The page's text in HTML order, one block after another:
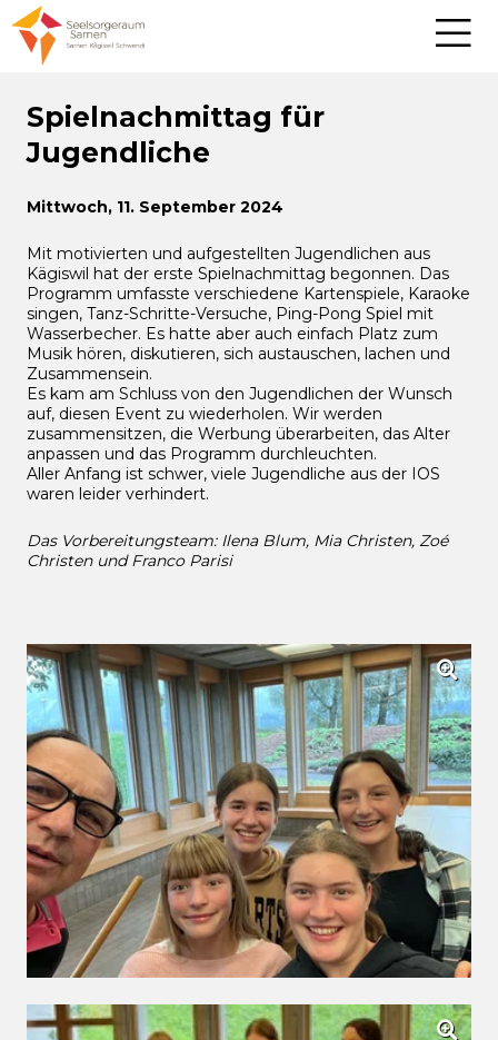
Spielnachmittag für
Jugendliche
Mittwoch, 11. September 2024
Mit motivierten und aufgestellten Jugendlichen aus
Kägiswil hat der erste Spielnachmittag begonnen. Das
Programm umfasste verschiedene Kartenspiele, Karaoke
singen, Tanz-Schritte-Versuche, Ping-Pong Spiel mit
Wasserbecher. Es hatte aber auch einfach Platz zum
Musik hören, diskutieren, sich austauschen, lachen und
Zusammensein.
Es kam am Schluss von den Jugendlichen der Wunsch
auf, diesen Event zu wiederholen. Wir werden
zusammensitzen, die Werbung überarbeiten, das Alter
anpassen und das Programm durchleuchten.
Aller Anfang ist schwer, viele Jugendliche aus der IOS
waren leider verhindert.
Das Vorbereitungsteam: Ilena Blum, Mia Christen, Zoé
Christen und Franco Parisi